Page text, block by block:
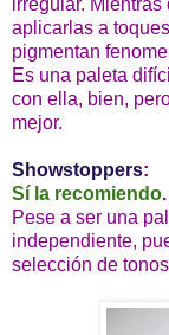
aplicarlas a
pigmentan
Es una paleta
con ella, bien,
mejor.
Showstoppers:
Sí la recomiendo.
Pese a ser una
independiente,
selección de